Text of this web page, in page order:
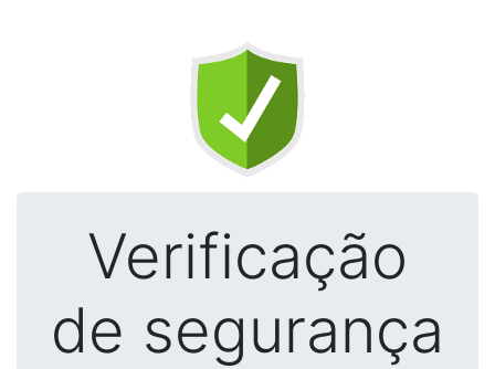
Verificação
de segurança